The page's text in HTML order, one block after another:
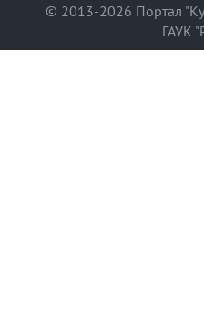
© 2013-2026 Портал
ГАУК